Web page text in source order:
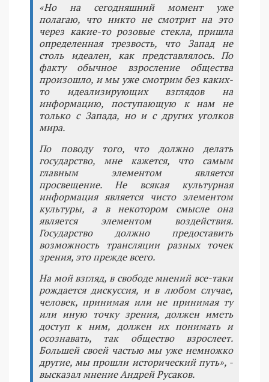
«Но на сегодняшний момент уже
полагаю, что никто не смотрит на это
через какие-то розовые стекла, пришла
определенная трезвость, что Запад не
столь идеален, как представлялось. По
факту обычное взросление общества
произошло, и мы уже смотрим без каких-
то идеализирующих взглядов на
информацию, поступающую к нам не
только с Запада, но и с других уголков
мира.
По поводу того, что должно делать
государство, мне кажется, что самым
главным элементом является
просвещение. Не всякая культурная
информация является чисто элементом
культуры, а в некотором смысле она
является элементом воздействия.
Государство должно предоставить
возможность трансляции разных точек
зрения, это прежде всего.
На мой взгляд, в свободе мнений все-таки
рождается дискуссия, и в любом случае,
человек, принимая или не принимая ту
или иную точку зрения, должен иметь
доступ к ним, должен их понимать и
осознавать, так общество взрослеет.
Большей своей частью мы уже немножко
другие, мы прошли исторический путь», -
высказал мнение Андрей Русаков.